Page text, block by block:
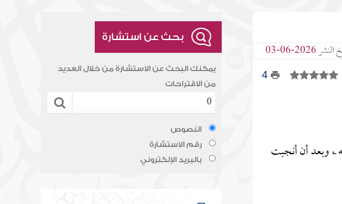
النشر2026-06-03
4
ـوالحمد لله ـ، وبعد أن أنجبت
بحث عن استشارة
يمكنك البحث عن الاستشارة من خلال العديد
من الاقتراحات
النصوص
رقم الاستشارة
بالبريد الإلكتروني